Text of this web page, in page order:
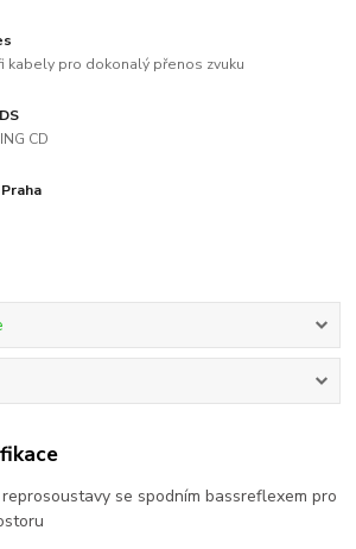
kabely pro dokonalý přenos zvuku
CD
se spodním bassreflexem pro